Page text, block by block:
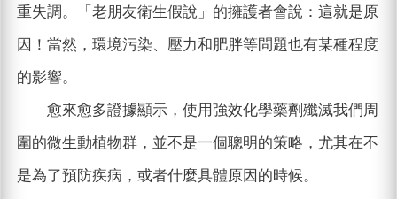
重失調。「老朋友衛生假說」的擁護者會說：這就是原
因！當然，環境污染、壓力和肥胖等問題也有某種程度
的影響。
愈來愈多證據顯示，使用強效化學藥劑殲滅我們周
圍的微生動植物群，並不是一個聰明的策略，尤其在不
是為了預防疾病，或者什麼具體原因的時候。